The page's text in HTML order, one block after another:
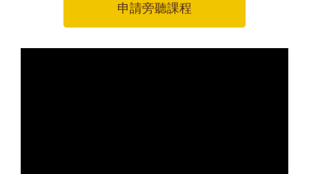
申請旁聽課程